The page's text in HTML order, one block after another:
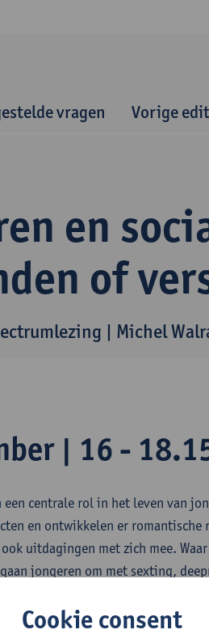
vragen Vorige
en
of
| Michel
| 16 -
een centrale rol in het leven van
en ontwikkelen er
uitdagingen met zich mee.
jongeren om met sexting,
van de risico’s? En welke
Cookie consent